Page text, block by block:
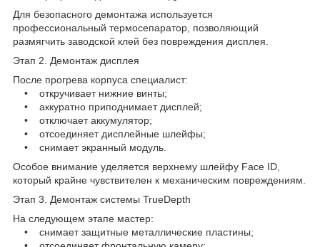
Для безопасного демонтажа используется
профессиональный термосепаратор, позволяющий
размягчить заводской клей без повреждения дисплея.
Этап 2. Демонтаж дисплея
После прогрева корпуса специалист:
• откручивает нижние винты;
• аккуратно приподнимает дисплей;
• отключает аккумулятор;
• отсоединяет дисплейные шлейфы;
• снимает экранный модуль.
Особое внимание уделяется верхнему шлейфу Face ID,
который крайне чувствителен к механическим повреждениям.
Этап 3. Демонтаж системы TrueDepth
На следующем этапе мастер:
• снимает защитные металлические пластины;